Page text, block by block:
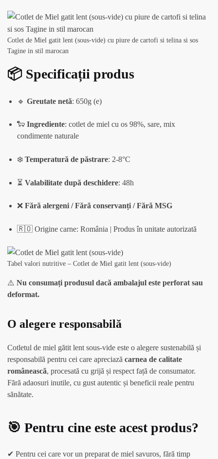
Cotlet de Miel gatit lent (sous-vide) cu piure de cartofi si telina si sos
Tagine in stil marocan
📦 Specificații produs
🔹 Greutate netă: 650g (e)
🐑 Ingrediente: cotlet de miel cu os 98%, sare, mix
condimente naturale
❄️ Temperatură de păstrare: 2-8°C
⏳ Valabilitate după deschidere: 48h
❌ Fără alergeni / Fără conservanți / Fără MSG
🇷🇴 Origine carne: România | Produs în unitate autorizată
Tabel valori nutritive – Cotlet de Miel gatit lent (sous-vide)
⚠️ Nu consumați produsul dacă ambalajul este perforat sau
deformat.
O alegere responsabilă
Cotletul de miel gătit lent sous-vide este o alegere sustenabilă și
responsabilă pentru cei care apreciază carnea de calitate
românească, procesată cu grijă și respect față de consumator.
Fără adaosuri inutile, cu gust autentic și beneficii reale pentru
sănătate.
🎯 Pentru cine este acest produs?
✔ Pentru cei care vor un preparat de miel savuros, fără timp